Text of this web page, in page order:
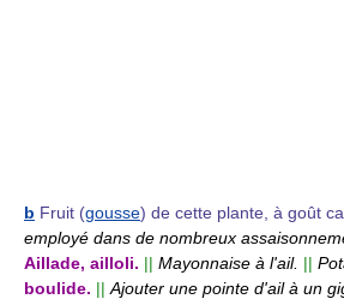
b Fruit (gousse) de cette plante, à goût
employé dans de nombreux
Aillade, ailloli. || Mayonnaise à l'ail. ||
boulide. || Ajouter une pointe d'ail à un